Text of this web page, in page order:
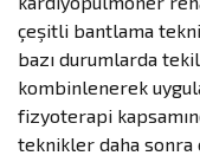
çeşitli bantlama
bazı durumlarda
kombinlenerek
fizyoterapi
teknikler daha sonra